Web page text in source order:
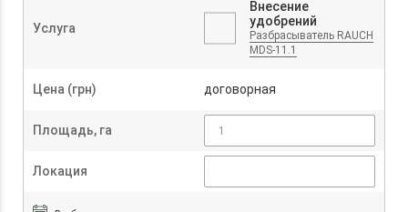
Услуга
Внесение
удобрений
Разбрасыватель RAUCH
MDS-11.1
Цена (грн) договорная
Площадь, га
Локация